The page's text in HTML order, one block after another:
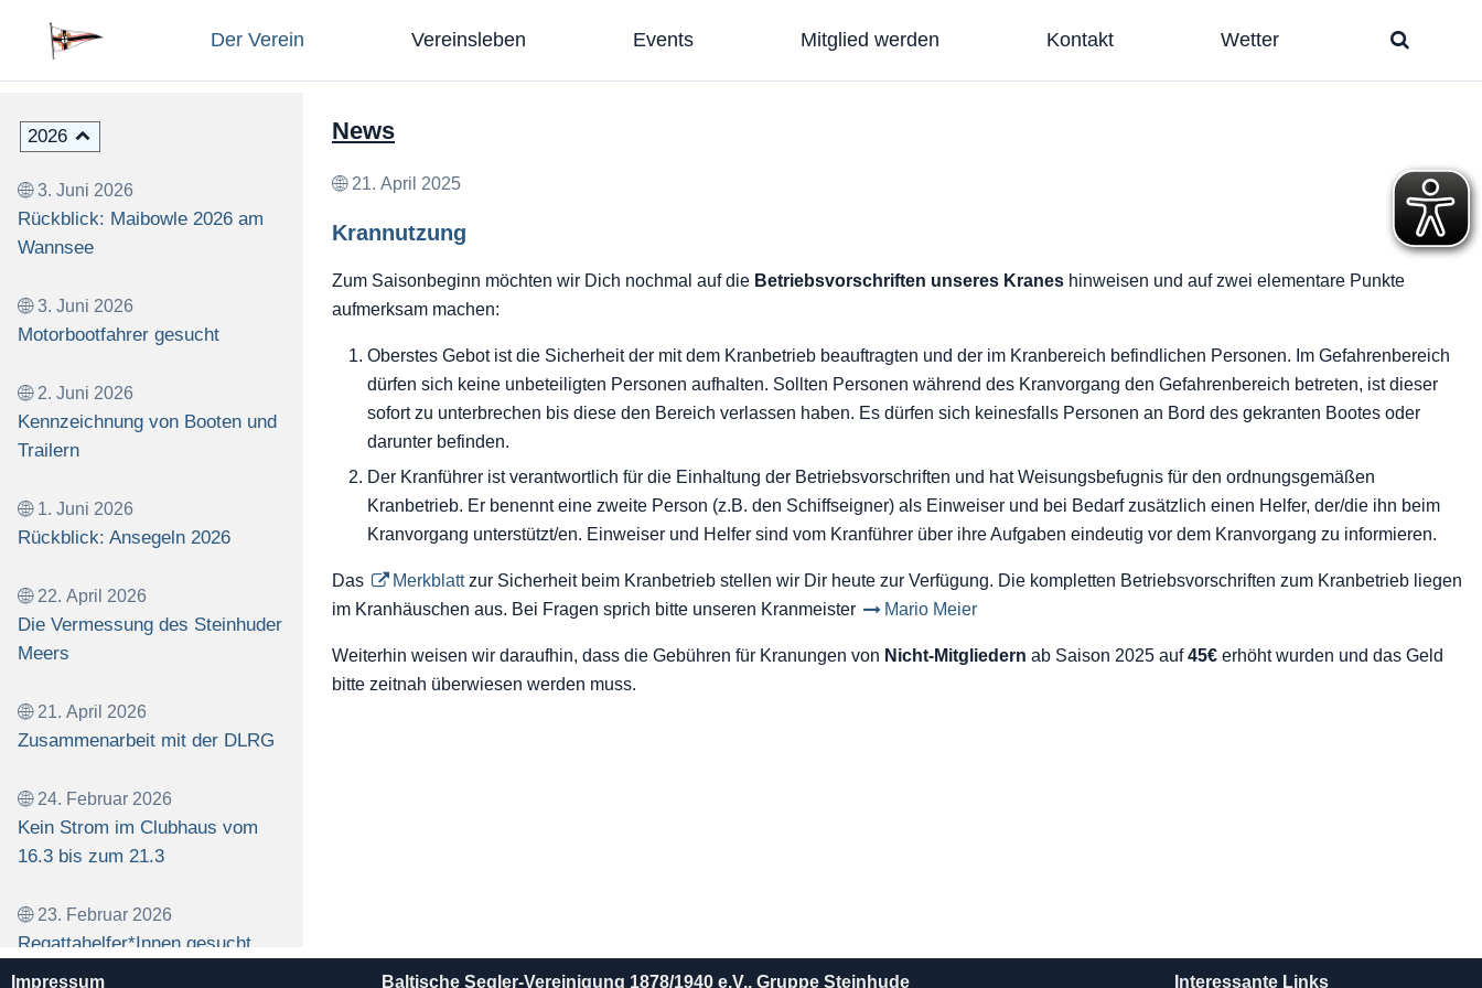
Der Verein Vereinsleben Events Mitglied werden Kontakt Wetter
2026
3. Juni 2026
Rückblick: Maibowle 2026 am
Wannsee
3. Juni 2026
Motorbootfahrer gesucht
2. Juni 2026
Kennzeichnung von Booten und
Trailern
1. Juni 2026
Rückblick: Ansegeln 2026
22. April 2026
Die Vermessung des Steinhuder
Meers
21. April 2026
Zusammenarbeit mit der DLRG
24. Februar 2026
Kein Strom im Clubhaus vom
16.3 bis zum 21.3
23. Februar 2026
Regattahelfer*Innen gesucht
News
21. April 2025
Krannutzung
Zum Saisonbeginn möchten wir Dich nochmal auf die Betriebsvorschriften unseres Kranes hinweisen und auf zwei elementare Punkte
aufmerksam machen:
Oberstes Gebot ist die Sicherheit der mit dem Kranbetrieb beauftragten und der im Kranbereich befindlichen Personen. Im Gefahrenbereich
dürfen sich keine unbeteiligten Personen aufhalten. Sollten Personen während des Kranvorgang den Gefahrenbereich betreten, ist dieser
sofort zu unterbrechen bis diese den Bereich verlassen haben. Es dürfen sich keinesfalls Personen an Bord des gekranten Bootes oder
darunter befinden.
Der Kranführer ist verantwortlich für die Einhaltung der Betriebsvorschriften und hat Weisungsbefugnis für den ordnungsgemäßen
Kranbetrieb. Er benennt eine zweite Person (z.B. den Schiffseigner) als Einweiser und bei Bedarf zusätzlich einen Helfer, der/die ihn beim
Kranvorgang unterstützt/en. Einweiser und Helfer sind vom Kranführer über ihre Aufgaben eindeutig vor dem Kranvorgang zu informieren.
Das Merkblattzur Sicherheit beim Kranbetrieb stellen wir Dir heute zur Verfügung. Die kompletten Betriebsvorschriften zum Kranbetrieb liegen
im Kranhäuschen aus. Bei Fragen sprich bitte unseren Kranmeister
Mario Meier
Weiterhin weisen wir daraufhin, dass die Gebühren für Kranungen von Nicht-Mitgliedern ab Saison 2025 auf45€ erhöht wurden und das Geld
bitte zeitnah überwiesen werden muss.
Impressum Baltische Segler-Vereinigung 1878/1940 e.V., Gruppe Steinhude Interessante Links